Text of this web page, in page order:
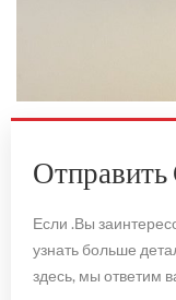
Если .Вы
узнать больше
здесь, мы ответим